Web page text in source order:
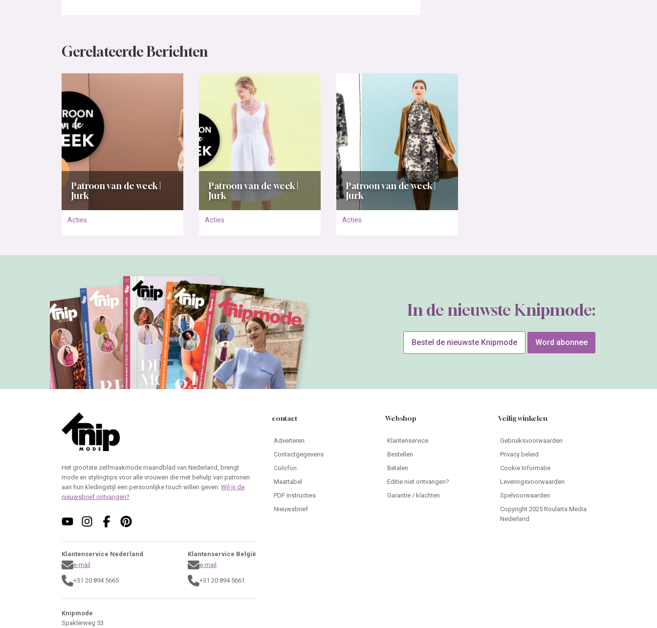
Gerelateerde Berichten
Patroon van de week |
Jurk
Acties
Patroon van de week |
Jurk
Acties
Patroon van de week |
Jurk
Acties
In de nieuwste Knipmode:
Bestel de nieuwste Knipmode Word abonnee
Het grootste zelfmaakmode maandblad van Nederland, brengt
mode en stylingtips voor alle vrouwen die met behulp van patronen
aan hun kledingstijl een persoonlijke touch willen geven. Wil jij de
nieuwsbrief ontvangen?
Klantenservice Nederland
e-mail
+31 20 894 5665
Klantenservice België
e-mail
+31 20 894 5661
Knipmode
Spaklerweg 53
contact
Adverteren
Contactgegevens
Colofon
Maattabel
PDF instructies
Nieuwsbrief
Webshop
Klantenservice
Bestellen
Betalen
Editie niet ontvangen?
Garantie / klachten
Veilig winkelen
Gebruiksvoorwaarden
Privacy beleid
Cookie Informatie
Leveringsvoorwaarden
Spelvoorwaarden
Copyright 2025 Roularta Media
Nederland